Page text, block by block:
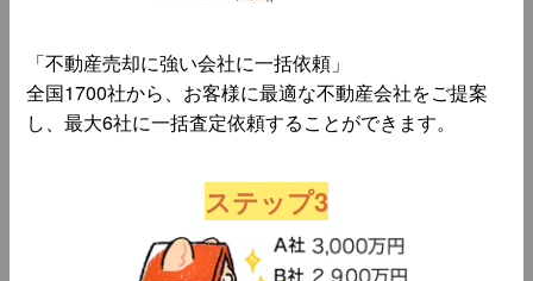
「不動産売却に強い会社に一括依頼」
全国1700社から、お客様に最適な不動産会社をご提案
し、最大6社に一括査定依頼することができます。
ステップ3